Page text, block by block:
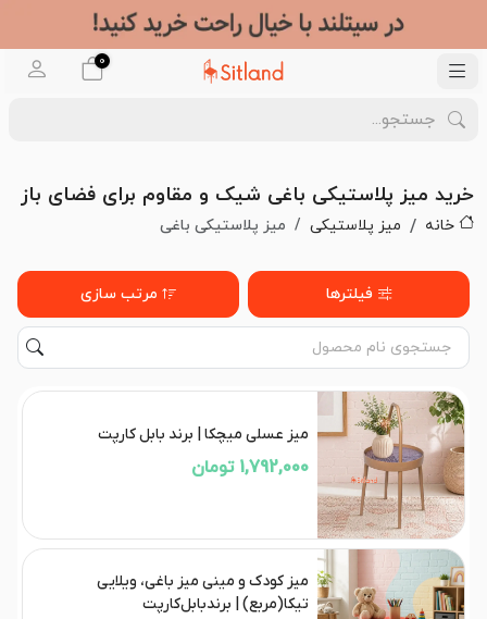
0
خرید میز پلاستیکی باغی شیک و مقاوم برای فضای باز
خانه میز پلاستیکی میز پلاستیکی باغی
فیلترها مرتب سازی
میز عسلی میچکا | برند بابل کارپت
1,792,000 تومان
میز کودک و مینی میز باغی، ویلایی
تیکا(مربع) | برندبابل‌کارپت